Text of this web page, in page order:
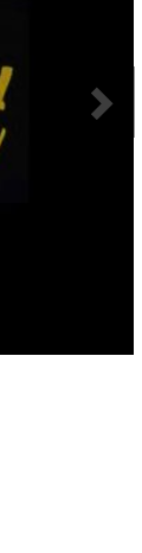
Siguiente